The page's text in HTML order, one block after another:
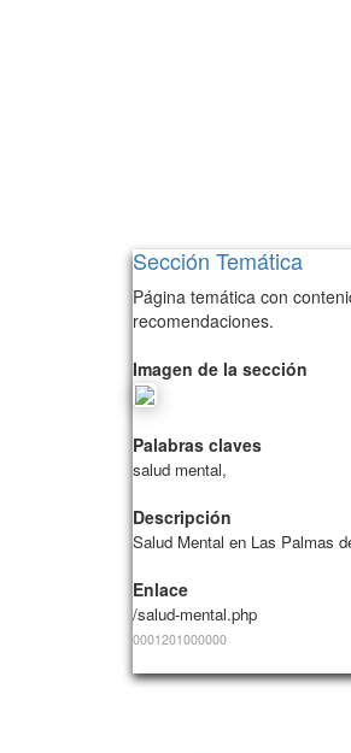
Sección Temática
Página temática con
recomendaciones.
Imagen de la sección
Palabras claves
salud mental,
Descripción
Salud Mental en Las Palmas
Enlace
/salud-mental.php
0001201000000